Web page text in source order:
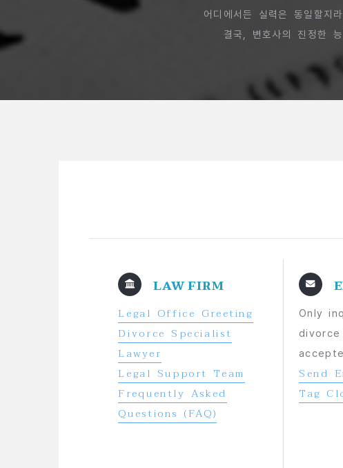
어디에서든 실력은 동일할지
결국, 변호사의 진정한
LAW FIRM
Legal Office Greeting
Divorce Specialist
Lawyer
Legal Support Team
Frequently Asked
Questions (FAQ)
Only
Send
Tag